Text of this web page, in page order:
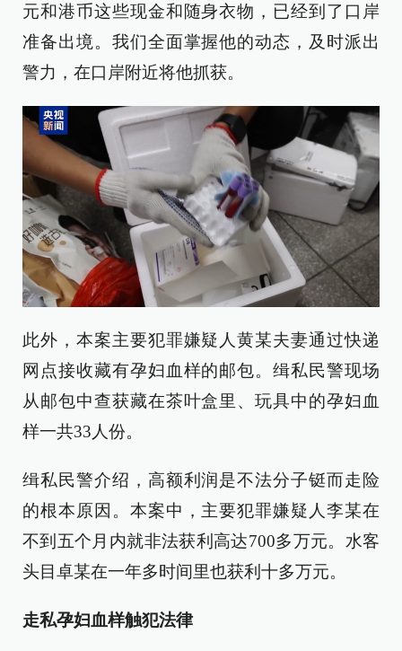
元和港币这些现金和随身衣物，已经到了口岸
准备出境。我们全面掌握他的动态，及时派出
警力，在口岸附近将他抓获。
此外，本案主要犯罪嫌疑人黄某夫妻通过快递
网点接收藏有孕妇血样的邮包。缉私民警现场
从邮包中查获藏在茶叶盒里、玩具中的孕妇血
样一共33人份。
缉私民警介绍，高额利润是不法分子铤而走险
的根本原因。本案中，主要犯罪嫌疑人李某在
不到五个月内就非法获利高达700多万元。水客
头目卓某在一年多时间里也获利十多万元。
走私孕妇血样触犯法律